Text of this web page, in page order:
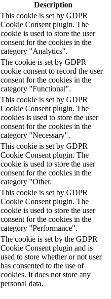
Description
This cookie is set by GDPR
Cookie Consent plugin. The
cookie is used to store the user
consent for the cookies in the
category "Analytics".
The cookie is set by GDPR
cookie consent to record the user
consent for the cookies in the
category "Functional".
This cookie is set by GDPR
Cookie Consent plugin. The
cookies is used to store the user
consent for the cookies in the
category "Necessary".
This cookie is set by GDPR
Cookie Consent plugin. The
cookie is used to store the user
consent for the cookies in the
category "Other.
This cookie is set by GDPR
Cookie Consent plugin. The
cookie is used to store the user
consent for the cookies in the
category "Performance".
The cookie is set by the GDPR
Cookie Consent plugin and is
used to store whether or not user
has consented to the use of
cookies. It does not store any
personal data.